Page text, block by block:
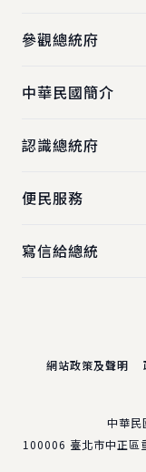
參觀總統府
中華民國簡介
認識總統府
便民服務
寫信給總統
網站政策及聲明
中華
100006 臺北市中正區